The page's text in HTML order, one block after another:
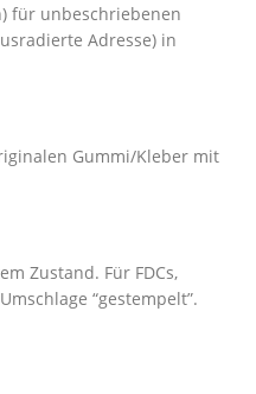
für unbeschriebenen
Adresse) in
Gummi/Kleber mit
Zustand. Für FDCs,
“gestempelt”.